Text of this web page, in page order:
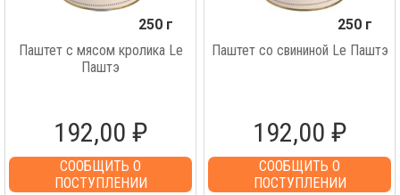
250 г
Паштет с мясом кролика Lе
Паштэ
192,00 ₽
СООБЩИТЬ О
ПОСТУПЛЕНИИ
250 г
Паштет со свининой Lе Паштэ
192,00 ₽
СООБЩИТЬ О
ПОСТУПЛЕНИИ